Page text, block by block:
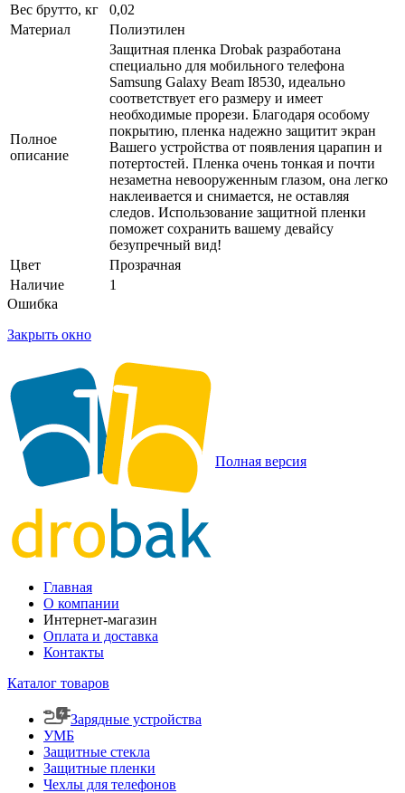
Вес брутто, кг
0,02
Материал
Полиэтилен
Полное
описание
Защитная пленка Drobak разработана
специально для мобильного телефона
Samsung Galaxy Beam I8530, идеально
соответствует его размеру и имеет
необходимые прорези. Благодаря особому
покрытию, пленка надежно защитит экран
Вашего устройства от появления царапин и
потертостей. Пленка очень тонкая и почти
незаметна невооруженным глазом, она легко
наклеивается и снимается, не оставляя
следов. Использование защитной пленки
поможет сохранить вашему девайсу
безупречный вид!
Цвет
Прозрачная
Наличие
1
Ошибка
Закрыть окно
Полная версия
Главная
О компании
Интернет-магазин
Оплата и доставка
Контакты
Каталог товаров
Зарядные устройства
УМБ
Защитные стекла
Защитные пленки
Чехлы для телефонов